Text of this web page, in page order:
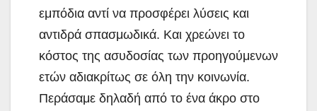
εμπόδια αντί να προσφέρει λύσεις και
αντιδρά σπασμωδικά. Και χρεώνει το
κόστος της ασυδοσίας των προηγούμενων
ετών αδιακρίτως σε όλη την κοινωνία.
Περάσαμε δηλαδή από το ένα άκρο στο